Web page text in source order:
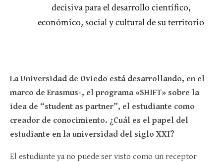
decisiva para el desarrollo científico,
económico, social y cultural de su territorio
La Universidad de Oviedo está desarrollando, en el
marco de Erasmus+, el programa «SHIFT» sobre la
idea de “student as partner”, el estudiante como
creador de conocimiento. ¿Cuál es el papel del
estudiante en la universidad del siglo XXI?
El estudiante ya no puede ser visto como un receptor